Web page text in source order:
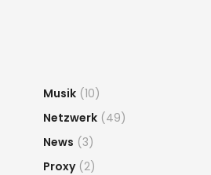
Musik (10)
Netzwerk (49)
News (3)
Proxy(2)